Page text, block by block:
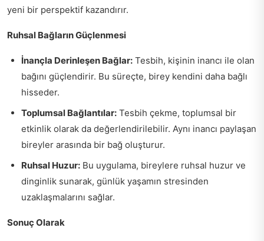
yeni bir perspektif kazandırır.
Ruhsal Bağların Güçlenmesi
İnançla Derinleşen Bağlar: Tesbih, kişinin inancı ile olan
bağını güçlendirir. Bu süreçte, birey kendini daha bağlı
hisseder.
Toplumsal Bağlantılar: Tesbih çekme, toplumsal bir
etkinlik olarak da değerlendirilebilir. Aynı inancı paylaşan
bireyler arasında bir bağ oluşturur.
Ruhsal Huzur: Bu uygulama, bireylere ruhsal huzur ve
dinginlik sunarak, günlük yaşamın stresinden
uzaklaşmalarını sağlar.
Sonuç Olarak